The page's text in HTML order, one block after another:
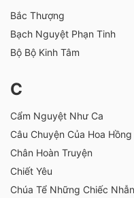
Bắc Thượng
Bạch Nguyệt Phạn Tinh
Bộ Bộ Kinh Tâm
C
Cẩm Nguyệt Như Ca
Câu Chuyện Của Hoa Hồng
Chân Hoàn Truyện
Chiết Yêu
Chúa Tể Những Chiếc Nhẫn